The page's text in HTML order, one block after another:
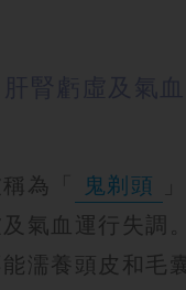
為「 鬼剃頭
氣血運行失調
濡養頭皮和毛